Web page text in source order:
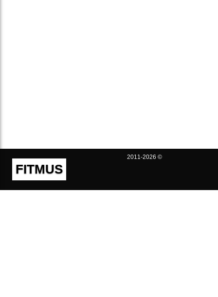
FITMUS
2011-2026 ©